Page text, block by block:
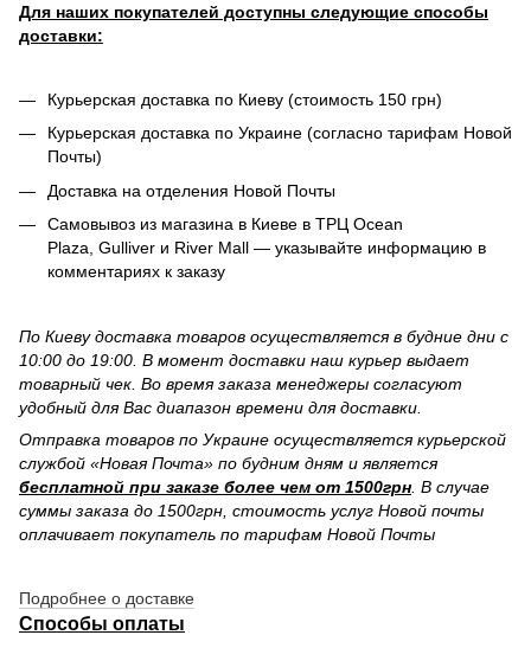
Для наших покупателей доступны следующие способы
доставки:
Курьерская доставка по Киеву (стоимость 150 грн)
Курьерская доставка по Украине (согласно тарифам Новой
Почты)
Доставка на отделения Новой Почты
Самовывоз из магазина в Киеве в ТРЦ Ocean
Plaza, Gulliver и River Mall — указывайте информацию в
комментариях к заказу
По Киеву доставка товаров осуществляется в будние дни с
10:00 до 19:00. В момент доставки наш курьер выдает
товарный чек. Во время заказа менеджеры согласуют
удобный для Вас диапазон времени для доставки.
Отправка товаров по Украине осуществляется курьерской
службой «Новая Почта» по будним дням и является
бесплатной при заказе более чем от 1500грн. В случае
суммы заказа до 1500грн, стоимость услуг Новой почты
оплачивает покупатель по тарифам Новой Почты
Подробнее о доставке
Способы оплаты